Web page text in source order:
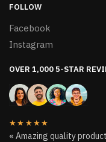
FOLLOW
Facebook
Instagram
OVER 1,000 5-STAR
★★★★★
« Amazing quality